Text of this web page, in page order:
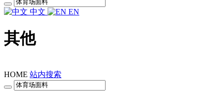
中文 EN
其他
HOME 站内搜索